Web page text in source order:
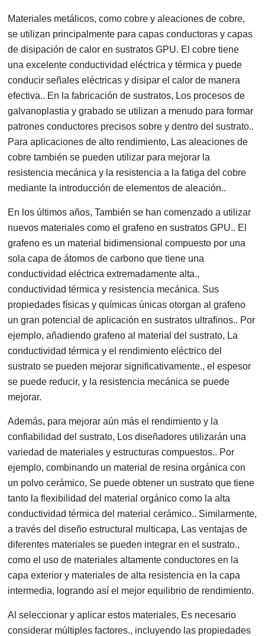
Materiales metálicos, como cobre y aleaciones de cobre,
se utilizan principalmente para capas conductoras y capas
de disipación de calor en sustratos GPU. El cobre tiene
una excelente conductividad eléctrica y térmica y puede
conducir señales eléctricas y disipar el calor de manera
efectiva.. En la fabricación de sustratos, Los procesos de
galvanoplastia y grabado se utilizan a menudo para formar
patrones conductores precisos sobre y dentro del sustrato..
Para aplicaciones de alto rendimiento, Las aleaciones de
cobre también se pueden utilizar para mejorar la
resistencia mecánica y la resistencia a la fatiga del cobre
mediante la introducción de elementos de aleación..
En los últimos años, También se han comenzado a utilizar
nuevos materiales como el grafeno en sustratos GPU.. El
grafeno es un material bidimensional compuesto por una
sola capa de átomos de carbono que tiene una
conductividad eléctrica extremadamente alta.,
conductividad térmica y resistencia mecánica. Sus
propiedades físicas y químicas únicas otorgan al grafeno
un gran potencial de aplicación en sustratos ultrafinos.. Por
ejemplo, añadiendo grafeno al material del sustrato, La
conductividad térmica y el rendimiento eléctrico del
sustrato se pueden mejorar significativamente., el espesor
se puede reducir, y la resistencia mecánica se puede
mejorar.
Además, para mejorar aún más el rendimiento y la
confiabilidad del sustrato, Los diseñadores utilizarán una
variedad de materiales y estructuras compuestos.. Por
ejemplo, combinando un material de resina orgánica con
un polvo cerámico, Se puede obtener un sustrato que tiene
tanto la flexibilidad del material orgánico como la alta
conductividad térmica del material cerámico.. Similarmente,
a través del diseño estructural multicapa, Las ventajas de
diferentes materiales se pueden integrar en el sustrato.,
como el uso de materiales altamente conductores en la
capa exterior y materiales de alta resistencia en la capa
intermedia, logrando así el mejor equilibrio de rendimiento.
Al seleccionar y aplicar estos materiales, Es necesario
considerar múltiples factores., incluyendo las propiedades